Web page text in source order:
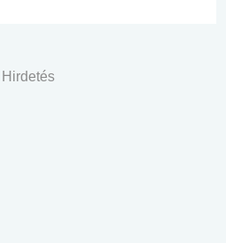
Hirdetés